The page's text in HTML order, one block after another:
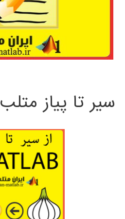
سیر تا پیاز متلب MATLAB